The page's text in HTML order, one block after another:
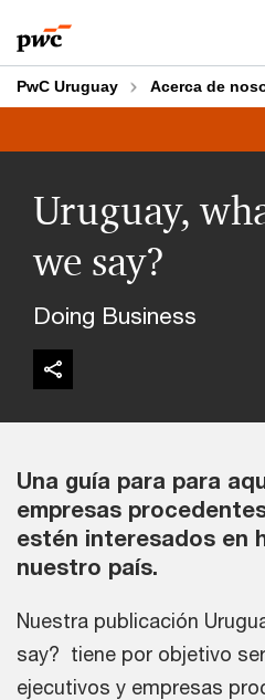
to
content
to
footer
PwC Uruguay Acerca de
Uruguay,
we say?
Doing Business
Una guía para para
empresas
estén interesados en
nuestro país.
Nuestra publicación
say? tiene por objetivo
ejecutivos y empresas